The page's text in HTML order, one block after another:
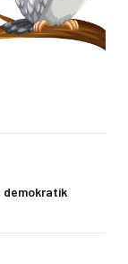
demokratik